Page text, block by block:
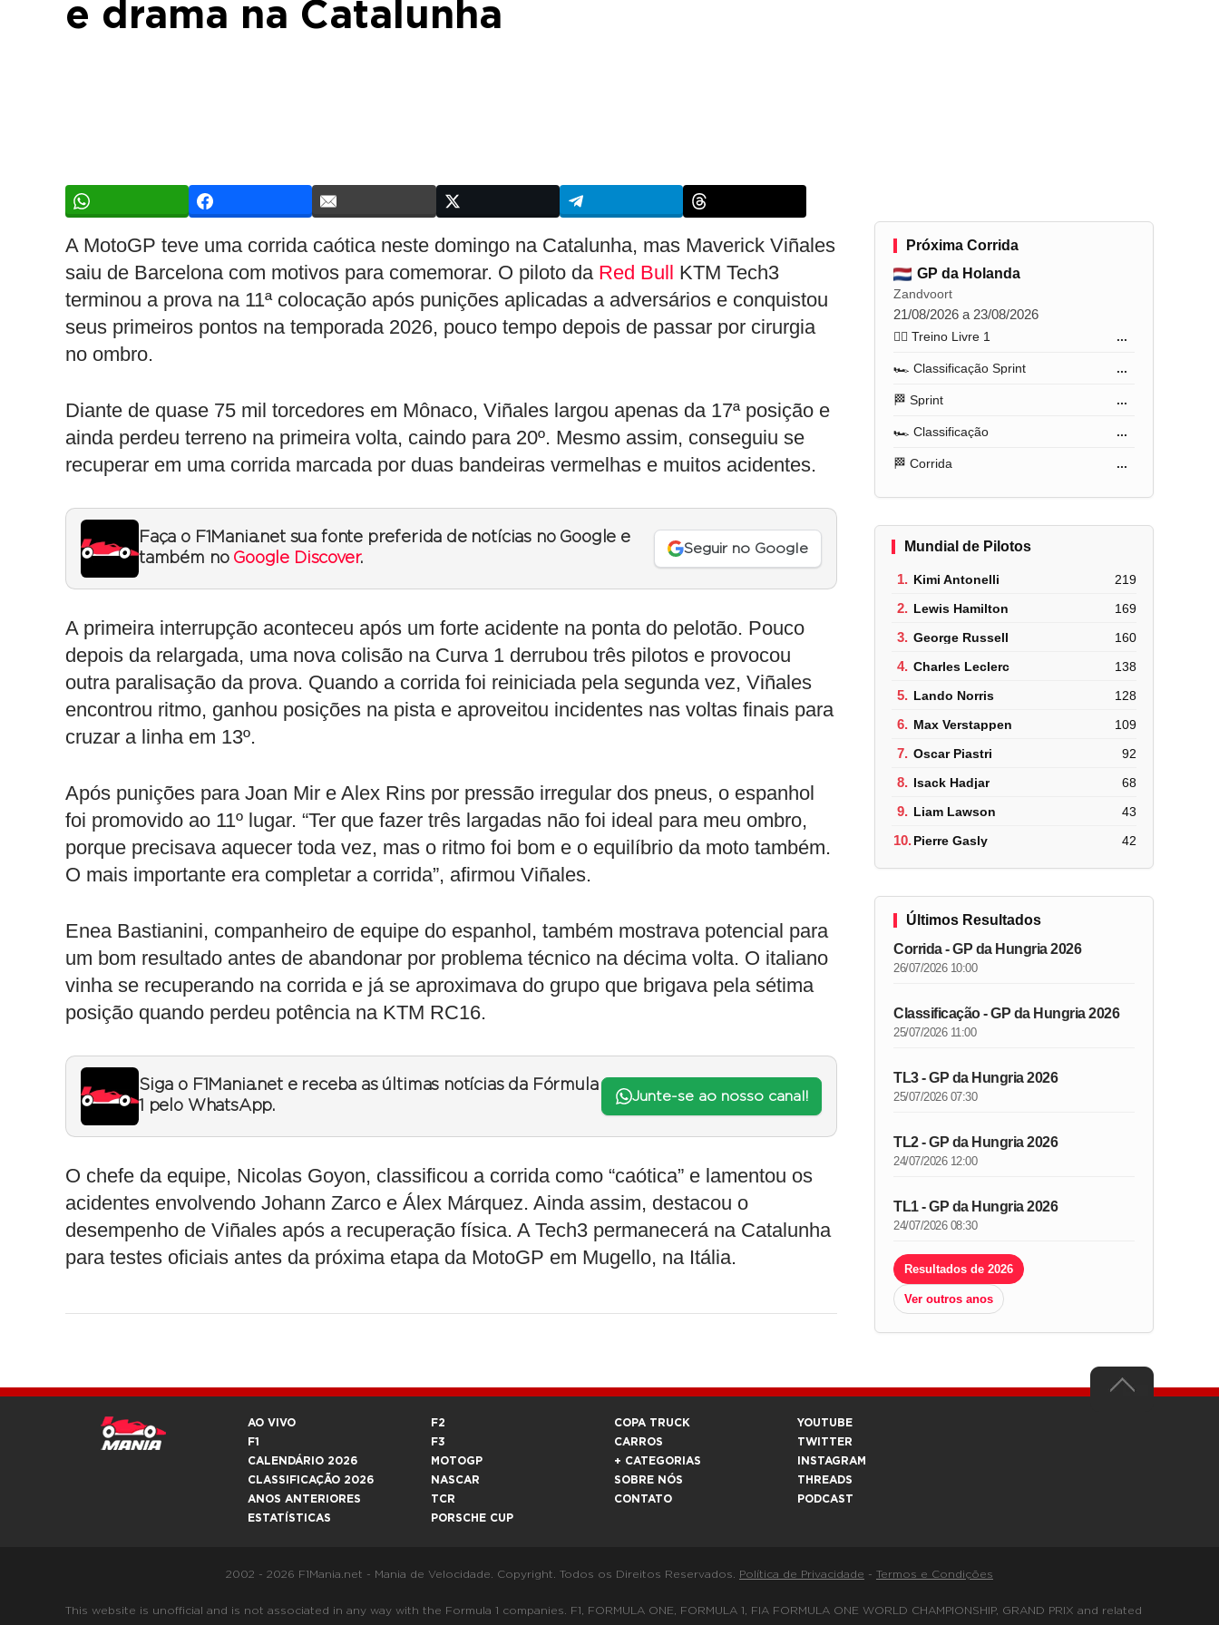
e drama na Catalunha
A MotoGP teve uma corrida caótica neste domingo na Catalunha, mas Maverick Viñales
saiu de Barcelona com motivos para comemorar. O piloto da Red Bull KTM Tech3
terminou a prova na 11ª colocação após punições aplicadas a adversários e conquistou
seus primeiros pontos na temporada 2026, pouco tempo depois de passar por cirurgia
no ombro.
Diante de quase 75 mil torcedores em Mônaco, Viñales largou apenas da 17ª posição e
ainda perdeu terreno na primeira volta, caindo para 20º. Mesmo assim, conseguiu se
recuperar em uma corrida marcada por duas bandeiras vermelhas e muitos acidentes.
Faça o F1Mania.net sua fonte preferida de notícias no Google e
também no Google Discover.
Seguir no Google
A primeira interrupção aconteceu após um forte acidente na ponta do pelotão. Pouco
depois da relargada, uma nova colisão na Curva 1 derrubou três pilotos e provocou
outra paralisação da prova. Quando a corrida foi reiniciada pela segunda vez, Viñales
encontrou ritmo, ganhou posições na pista e aproveitou incidentes nas voltas finais para
cruzar a linha em 13º.
Após punições para Joan Mir e Alex Rins por pressão irregular dos pneus, o espanhol
foi promovido ao 11º lugar. “Ter que fazer três largadas não foi ideal para meu ombro,
porque precisava aquecer toda vez, mas o ritmo foi bom e o equilíbrio da moto também.
O mais importante era completar a corrida”, afirmou Viñales.
Enea Bastianini, companheiro de equipe do espanhol, também mostrava potencial para
um bom resultado antes de abandonar por problema técnico na décima volta. O italiano
vinha se recuperando na corrida e já se aproximava do grupo que brigava pela sétima
posição quando perdeu potência na KTM RC16.
Siga o F1Mania.net e receba as últimas notícias da Fórmula
1 pelo WhatsApp.
Junte-se ao nosso canal!
O chefe da equipe, Nicolas Goyon, classificou a corrida como “caótica” e lamentou os
acidentes envolvendo Johann Zarco e Álex Márquez. Ainda assim, destacou o
desempenho de Viñales após a recuperação física. A Tech3 permanecerá na Catalunha
para testes oficiais antes da próxima etapa da MotoGP em Mugello, na Itália.
Próxima Corrida
GP da Holanda
Zandvoort
21/08/2026 a 23/08/2026
🏋️‍♂️ Treino Livre 1 ...
🏎️ Classificação Sprint ...
🏁 Sprint ...
🏎️ Classificação ...
🏁 Corrida ...
Mundial de Pilotos
1. Kimi Antonelli 219
2. Lewis Hamilton 169
3. George Russell 160
4. Charles Leclerc 138
5. Lando Norris 128
6. Max Verstappen 109
7. Oscar Piastri 92
8. Isack Hadjar 68
9. Liam Lawson 43
10.Pierre Gasly 42
Últimos Resultados
Corrida - GP da Hungria 2026
26/07/2026 10:00
Classificação - GP da Hungria 2026
25/07/2026 11:00
TL3 - GP da Hungria 2026
25/07/2026 07:30
TL2 - GP da Hungria 2026
24/07/2026 12:00
TL1 - GP da Hungria 2026
24/07/2026 08:30
Resultados de 2026
Ver outros anos
AO VIVO
F1
CALENDÁRIO 2026
CLASSIFICAÇÃO 2026
ANOS ANTERIORES
ESTATÍSTICAS
F2
F3
MOTOGP
NASCAR
TCR
PORSCHE CUP
COPA TRUCK
CARROS
+ CATEGORIAS
SOBRE NÓS
CONTATO
YOUTUBE
TWITTER
INSTAGRAM
THREADS
PODCAST
2002 - 2026 F1Mania.net - Mania de Velocidade. Copyright. Todos os Direitos Reservados. Política de Privacidade - Termos e Condições
This website is unofficial and is not associated in any way with the Formula 1 companies. F1, FORMULA ONE, FORMULA 1, FIA FORMULA ONE WORLD CHAMPIONSHIP, GRAND PRIX and related